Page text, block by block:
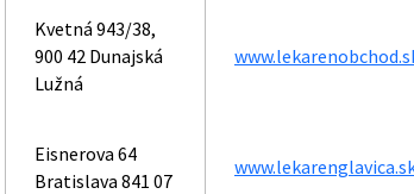
Kvetná 943/38,
900 42 Dunajská
Lužná
Eisnerova 64
Bratislava 841 07